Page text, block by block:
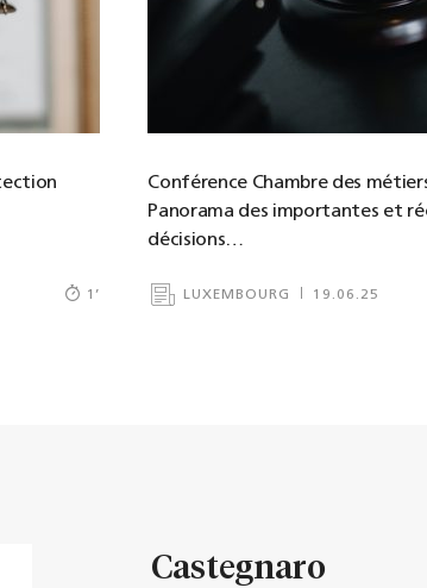
1’
Conférence Chambre des
Panorama des importantes et
décisions…
LUXEMBOURG 19.06.25
Castegnaro